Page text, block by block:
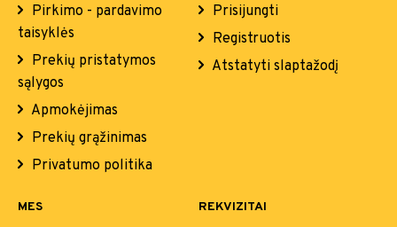
Pirkimo - pardavimo
taisyklės
Prekių pristatymos
sąlygos
Apmokėjimas
Prekių grąžinimas
Privatumo politika
Prisijungti
Registruotis
Atstatyti slaptažodį
MES
REKVIZITAI